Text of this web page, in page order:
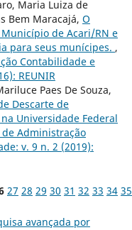
Maria Luiza de
Bem Maracajá, O
de Acari/RN e
para seus munícipes. ,
Contabilidade e
REUNIR
Paes De Souza,
Descarte de
Universidade Federal
de Administração
v. 9 n. 2 (2019):
27 28 29 30 31 32 33 34 35
avançada por